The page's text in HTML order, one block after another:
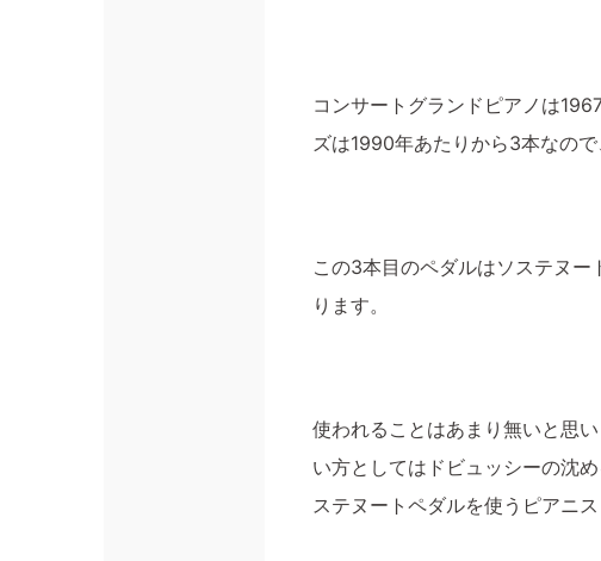
コンサートグランドピアノは
ズは1990年あたりから3本なの
この3本目のペダルはソステヌ
ります。
使われることはあまり無いと思
い方としてはドビュッシーの沈
ステヌートペダルを使うピアニス